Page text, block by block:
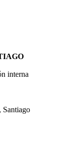
interna
Santiago